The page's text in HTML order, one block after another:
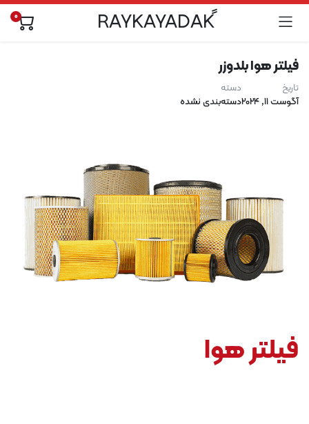
ًRAYKAYADAK 0
فیلتر هوا بلدوزر
تاریخ
آگوست 11, 2024
دسته
دسته‌بندی نشده
فیلتر هوا